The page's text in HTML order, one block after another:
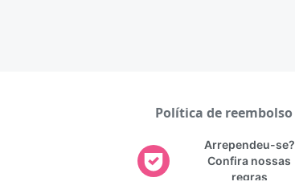
Política de reembolso
Arrependeu-se?
Confira nossas
regras